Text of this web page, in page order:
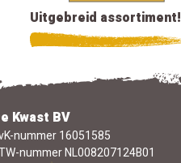
Uitgebreid assortiment!
Kwast BV
nummer 16051585
nummer NL008207124B01